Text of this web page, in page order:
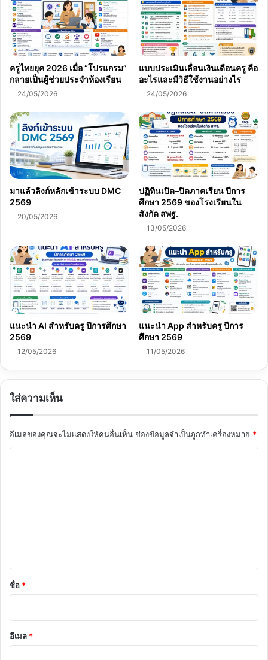
ดู
เป็น
ทางการ
ครูไทยยุค 2026 เมื่อ “โปรแกรม”
กลายเป็นผู้ช่วยประจำห้องเรียน
24/05/2026
แบบประเมินเลื่อนเงินเดือนครู คือ
อะไรและมีวิธีใช้งานอย่างไร
24/05/2026
มาแล้วลิงก์หลักเข้าระบบ DMC
2569
20/05/2026
ปฏิทินเปิด–ปิดภาคเรียน ปีการ
ศึกษา 2569 ของโรงเรียนใน
สังกัด สพฐ.
13/05/2026
แนะนำ AI สำหรับครู ปีการศึกษา
2569
12/05/2026
แนะนำ App สำหรับครู ปีการ
ศึกษา 2569
11/05/2026
ใส่ความเห็น
อีเมลของคุณจะไม่แสดงให้คนอื่นเห็น ช่องข้อมูลจำเป็นถูกทำเครื่องหมาย *
*
ชื่อ *
อีเมล *